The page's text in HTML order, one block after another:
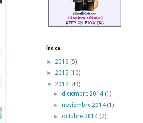
Índice
► 2016 (5)
► 2015 (10)
▼ 2014 (49)
►diciembre 2014 (1)
►noviembre 2014 (1)
► octubre 2014 (2)